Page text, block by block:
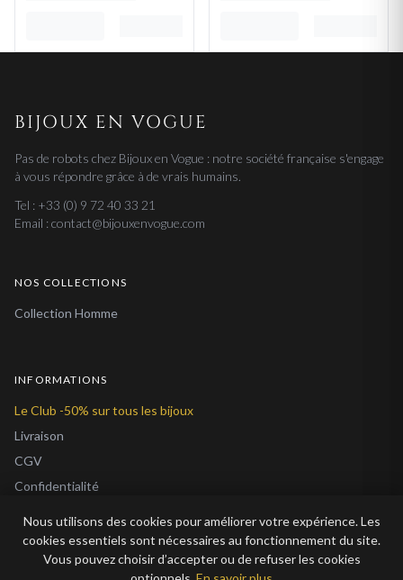
BIJOUX EN VOGUE
Pas de robots chez Bijoux en Vogue : notre société française s'engage
à vous répondre grâce à de vrais humains.
Tel : +33 (0) 9 72 40 33 21
Email : contact@bijouxenvogue.com
NOS COLLECTIONS
Collection Homme
INFORMATIONS
Le Club -50% sur tous les bijoux
Livraison
CGV
Confidentialité
À Propos
Nous utilisons des cookies pour améliorer votre expérience. Les
cookies essentiels sont nécessaires au fonctionnement du site.
Vous pouvez choisir d’accepter ou de refuser les cookies